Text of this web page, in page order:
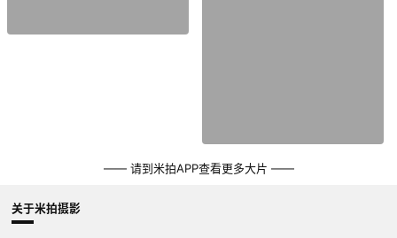
—— 请到米拍APP查看更多大片 ——
关于米拍摄影